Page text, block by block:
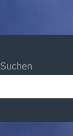
Suchen